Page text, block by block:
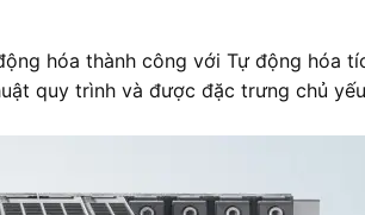
hóa thành công với Tự động hóa
quy trình và được đặc trưng chủ